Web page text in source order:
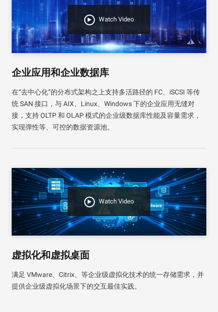
Watch Video
企业应用和企业数据库
在“去中心化”的分布式架构之上支持多活路径的 FC、iSCSI 等传
统 SAN 接口，与 AIX、Linux、Windows 下的企业应用无缝对
接，支持 OLTP 和 OLAP 模式的企业级数据库性能及容量需求，
实现弹性等、可控的数据资源池。
Watch Video
虚拟化和虚拟桌面
满足 VMware、Citrix、等企业级虚拟化技术的统一存储需求，并
提供企业级虚拟化场景下的交互最佳实践。